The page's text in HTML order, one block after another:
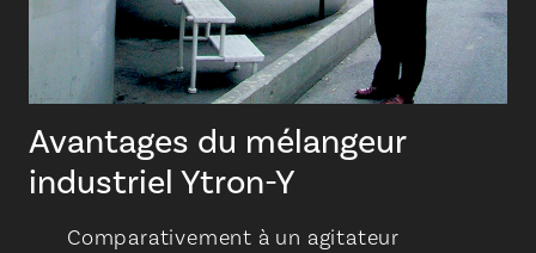
Avantages du mélangeur
industriel Ytron-Y
Comparativement à un agitateur